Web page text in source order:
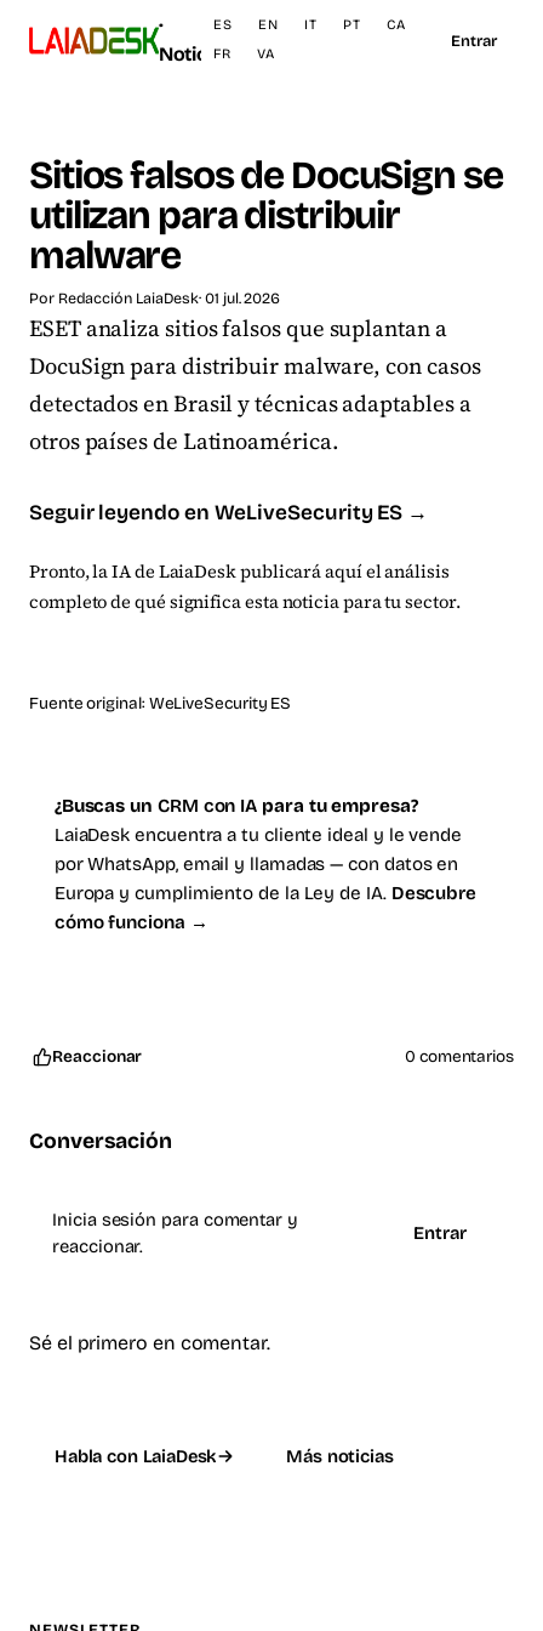
·
Noticias
ES EN IT PT
CA
FR
VA
Entrar
Sitios falsos de DocuSign se
utilizan para distribuir
malware
Por Redacción LaiaDesk· 01 jul. 2026
ESET analiza sitios falsos que suplantan a
DocuSign para distribuir malware, con casos
detectados en Brasil y técnicas adaptables a
otros países de Latinoamérica.
Seguir leyendo en WeLiveSecurity ES →
Pronto, la IA de LaiaDesk publicará aquí el análisis
completo de qué significa esta noticia para tu sector.
Fuente original: WeLiveSecurity ES
¿Buscas un CRM con IA para tu empresa?
LaiaDesk encuentra a tu cliente ideal y le vende
por WhatsApp, email y llamadas — con datos en
Europa y cumplimiento de la Ley de IA. Descubre
cómo funciona →
Reaccionar 0 comentarios
Conversación
Inicia sesión para comentar y
reaccionar.
Entrar
Sé el primero en comentar.
Habla con LaiaDesk Más noticias